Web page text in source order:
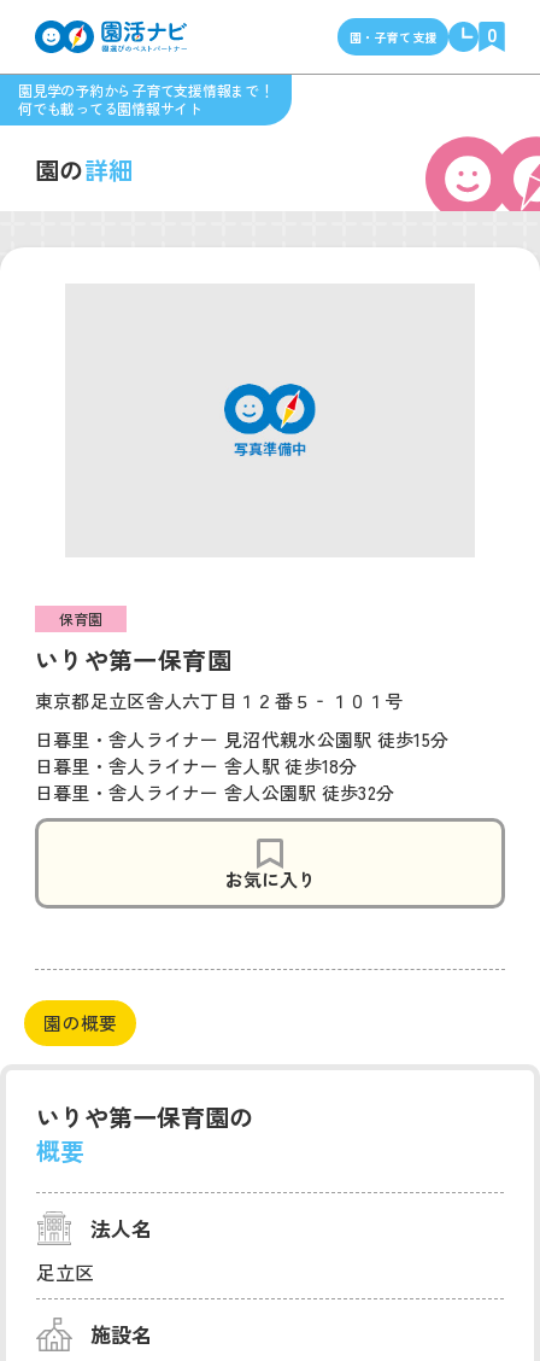
園見学の予約から子育て支援情報まで！
何でも載ってる園情報サイト
園・子育て支援 0
園の詳細
いりや第一保育園
保育園
東京都足立区舎人六丁目１２番５‐１０１号
日暮里・舎人ライナー 見沼代親水公園駅 徒歩15分
日暮里・舎人ライナー 舎人駅 徒歩18分
日暮里・舎人ライナー 舎人公園駅 徒歩32分
お気に入り
園の概要
いりや第一保育園の
概要
法人名
足立区
施設名